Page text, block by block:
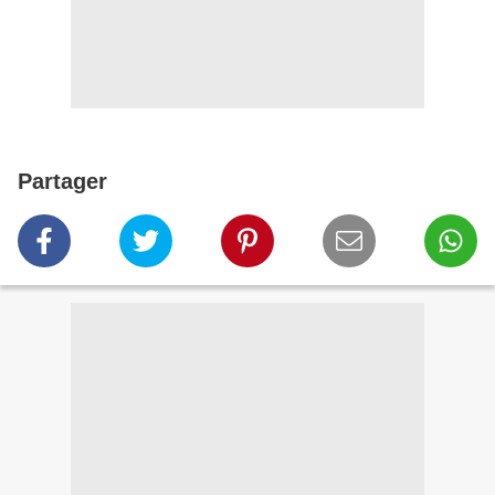
Partager